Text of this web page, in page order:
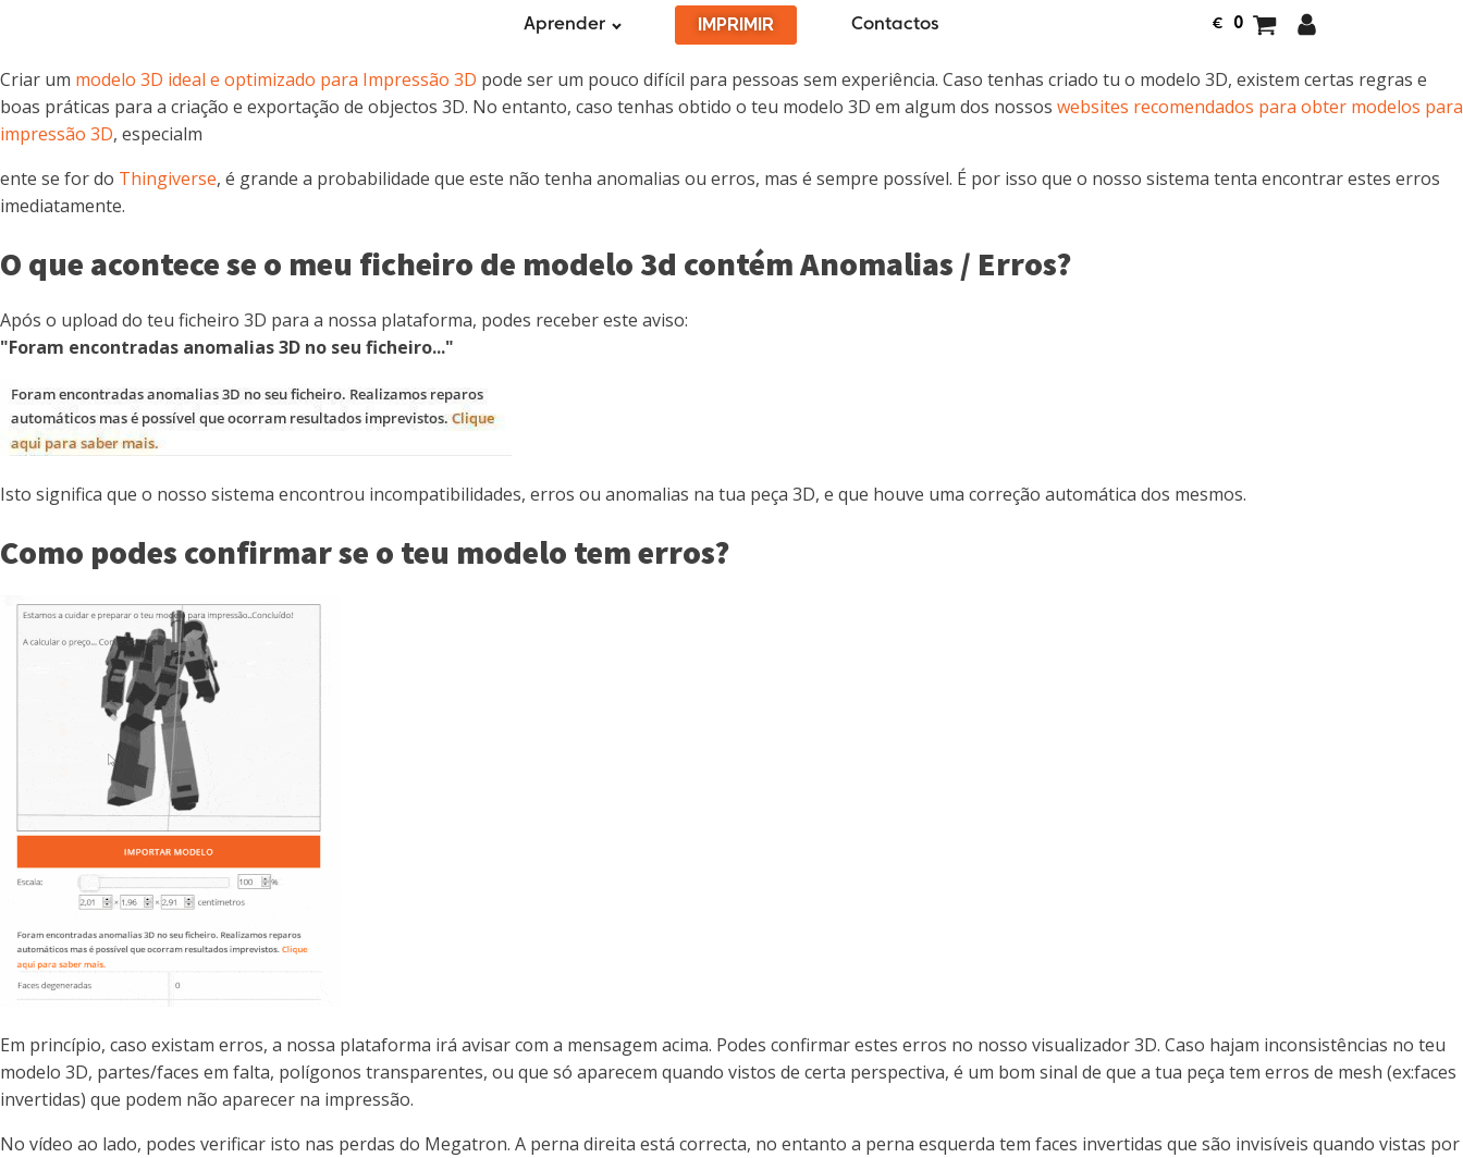
Aprender IMPRIMIR Contactos € 0
Criar um modelo 3D ideal e optimizado para Impressão 3D pode ser um pouco difícil para pessoas sem experiência. Caso tenhas criado tu o modelo 3D, existem certas regras e
boas práticas para a criação e exportação de objectos 3D. No entanto, caso tenhas obtido o teu modelo 3D em algum dos nossos websites recomendados para obter modelos para
impressão 3D, especialm
ente se for do Thingiverse, é grande a probabilidade que este não tenha anomalias ou erros, mas é sempre possível. É por isso que o nosso sistema tenta encontrar estes erros
imediatamente.
O que acontece se o meu ficheiro de modelo 3d contém Anomalias / Erros?
Após o upload do teu ficheiro 3D para a nossa plataforma, podes receber este aviso:
"Foram encontradas anomalias 3D no seu ficheiro..."
Isto significa que o nosso sistema encontrou incompatibilidades, erros ou anomalias na tua peça 3D, e que houve uma correção automática dos mesmos.
Como podes confirmar se o teu modelo tem erros?
Em princípio, caso existam erros, a nossa plataforma irá avisar com a mensagem acima. Podes confirmar estes erros no nosso visualizador 3D. Caso hajam inconsistências no teu
modelo 3D, partes/faces em falta, polígonos transparentes, ou que só aparecem quando vistos de certa perspectiva, é um bom sinal de que a tua peça tem erros de mesh (ex:faces
invertidas) que podem não aparecer na impressão.
No vídeo ao lado, podes verificar isto nas perdas do Megatron. A perna direita está correcta, no entanto a perna esquerda tem faces invertidas que são invisíveis quando vistas por